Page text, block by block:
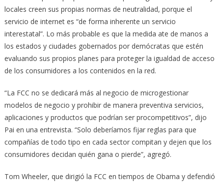
locales creen sus propias normas de neutralidad, porque el
servicio de internet es “de forma inherente un servicio
interestatal”. Lo más probable es que la medida ate de manos a
los estados y ciudades gobernados por demócratas que estén
evaluando sus propios planes para proteger la igualdad de acceso
de los consumidores a los contenidos en la red.
“La FCC no se dedicará más al negocio de microgestionar
modelos de negocio y prohibir de manera preventiva servicios,
aplicaciones y productos que podrían ser procompetitivos”, dijo
Pai en una entrevista. “Solo deberíamos fijar reglas para que
compañías de todo tipo en cada sector compitan y dejen que los
consumidores decidan quién gana o pierde”, agregó.
Tom Wheeler, que dirigió la FCC en tiempos de Obama y defendió